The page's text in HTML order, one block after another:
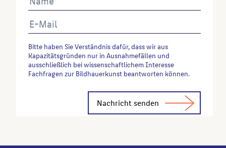
Wenn Sie einzelne Inhalte von dieser Website
verwenden möchten, zitieren Sie bitte wie folgt:
Autor*in des Beitrages, Werktitel, URL, Datum des
Abrufes.Bitte haben Sie Verständnis dafür, dass wir aus
Kapazitätsgründen nur in Ausnahmefällen und
ausschließlich bei wissenschaftlichem Interesse
Fachfragen zur Bildhauerkunst beantworten können.